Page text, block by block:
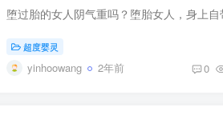
超度婴灵
yinhoowang 2年前 0